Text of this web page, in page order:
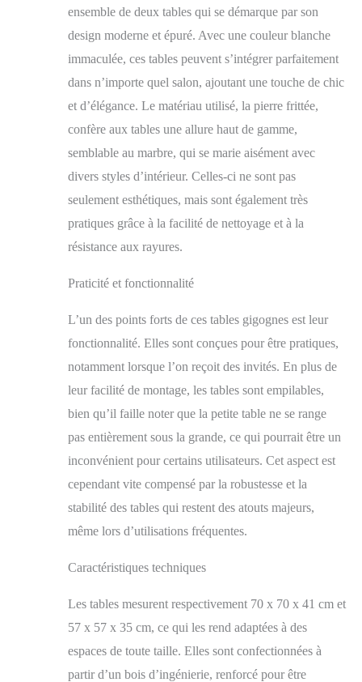
hauteurs des tables
votre cadre photo ou
vos fleurs pour une
présentation stylée
MATÉRIAU UNIQUE
- Plaque supérieure
fabriqué en pierre
sensation profonde et
luxueuse pour
reproduire la texture
naturelle, Argile,
sous 1500℃, nous
aurons la pierre frittée
qui résistent à
l'humidité et aux
températures élevées,
et la lumière réfléchie
sans hyperluminosité,
propres même après
une utilisation à long
terme UTILISATION
LIBRE - Les deux
grandes et petites
disposées côte à côte
séparées de différentes
manières, Elle est
parfaite non seulement
comme table de salon
mais aussi comme
ensemble de deux tables qui se démarque par son
design moderne et épuré. Avec une couleur blanche
immaculée, ces tables peuvent s’intégrer parfaitement
dans n’importe quel salon, ajoutant une touche de chic
et d’élégance. Le matériau utilisé, la pierre frittée,
confère aux tables une allure haut de gamme,
semblable au marbre, qui se marie aisément avec
divers styles d’intérieur. Celles-ci ne sont pas
seulement esthétiques, mais sont également très
pratiques grâce à la facilité de nettoyage et à la
résistance aux rayures.
Praticité et fonctionnalité
L’un des points forts de ces tables gigognes est leur
fonctionnalité. Elles sont conçues pour être pratiques,
notamment lorsque l’on reçoit des invités. En plus de
leur facilité de montage, les tables sont empilables,
bien qu’il faille noter que la petite table ne se range
pas entièrement sous la grande, ce qui pourrait être un
inconvénient pour certains utilisateurs. Cet aspect est
cependant vite compensé par la robustesse et la
stabilité des tables qui restent des atouts majeurs,
même lors d’utilisations fréquentes.
Caractéristiques techniques
Les tables mesurent respectivement 70 x 70 x 41 cm et
57 x 57 x 35 cm, ce qui les rend adaptées à des
espaces de toute taille. Elles sont confectionnées à
partir d’un bois d’ingénierie, renforcé pour être